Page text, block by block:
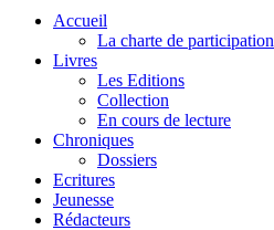
Accueil
La charte de participation
Livres
Les Editions
Collection
En cours de lecture
Chroniques
Dossiers
Ecritures
Jeunesse
Rédacteurs